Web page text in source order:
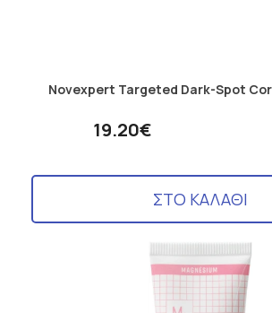
Novexpert Targeted Dark-Spot
19.20€
ΣΤΟ ΚΑΛΑΘΙ